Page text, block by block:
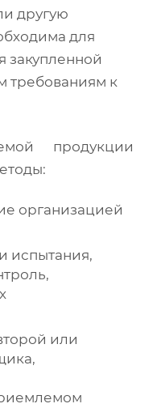
другую
для
закупленной
требованиям к
продукции
организацией
испытания,
или